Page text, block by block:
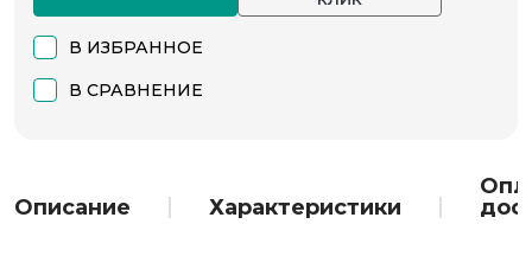
В ИЗБРАННОЕ
В СРАВНЕНИЕ
Описание Характеристики